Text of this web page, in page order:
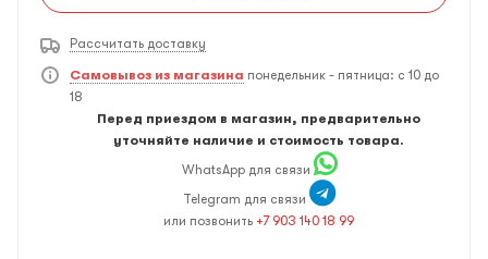
Рассчитать доставку
Самовывоз из магазина понедельник - пятница: с 10 до
18
Перед приездом в магазин, предварительно
уточняйте наличие и стоимость товара.
WhatsApp для связи
Telegram для связи
или позвонить +7 903 140 18 99